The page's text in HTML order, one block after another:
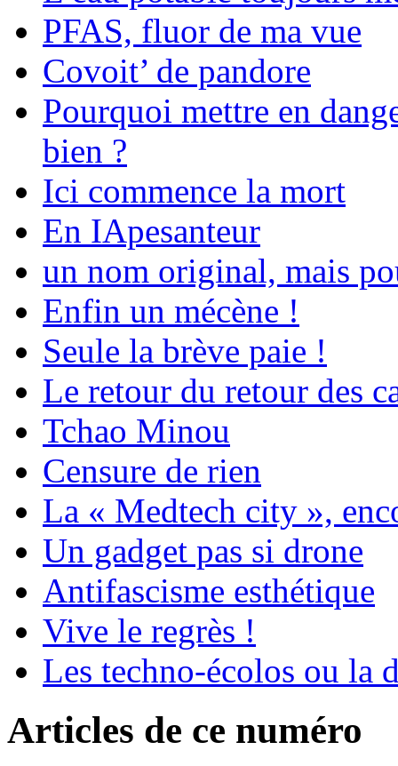
PFAS, fluor de ma vue
Covoit’ de pandore
Pourquoi mettre en
bien ?
Ici commence la mort
En IApesanteur
un nom original, mais
Enfin un mécène !
Seule la brève paie !
Le retour du retour des
Tchao Minou
Censure de rien
La « Medtech city »,
Un gadget pas si drone
Antifascisme esthétique
Vive le regrès !
Les techno-écolos ou la
Articles de ce numéro